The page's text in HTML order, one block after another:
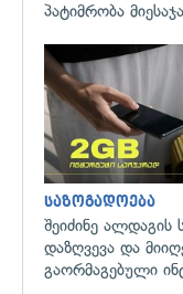
პატიმრობა მიესაჯა
საზოგადოება
შეიძინე ალდაგის
დაზღვევა და
გაორმაგებული